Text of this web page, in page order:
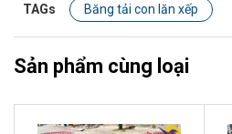
TAGs Băng tải con lăn xếp
Sản phẩm cùng loại